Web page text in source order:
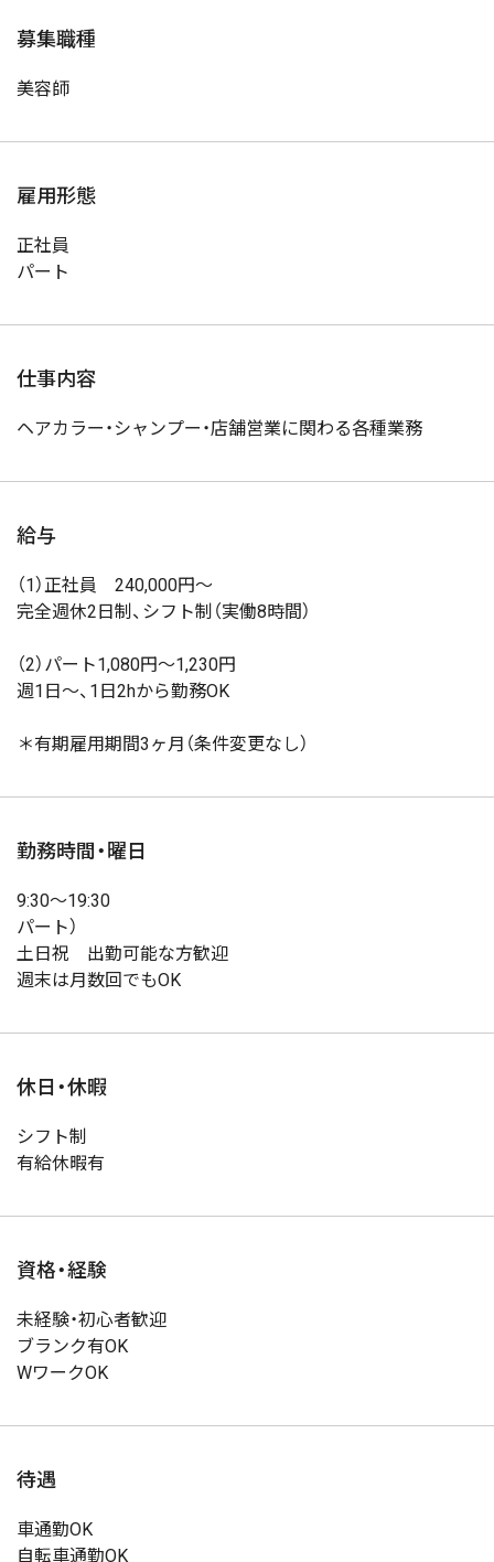
募集職種
美容師
雇用形態
正社員
パート
仕事内容
ヘアカラー・シャンプー・店舗営業に関わる各種業務
給与
（1）正社員 240,000円〜
完全週休2日制、シフト制（実働8時間）
（2）パート1,080円〜1,230円
週1日〜、1日2hから勤務OK
＊有期雇用期間3ヶ月（条件変更なし）
勤務時間・曜日
9:30〜19:30
パート）
土日祝 出勤可能な方歓迎
週末は月数回でもOK
休日・休暇
シフト制
有給休暇有
資格・経験
未経験・初心者歓迎
ブランク有OK
WワークOK
待遇
車通勤OK
自転車通勤OK